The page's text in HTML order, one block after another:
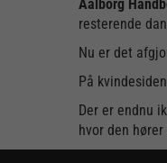
Aalborg
resterende
Nu er det
På
Der er endnu
hvor den